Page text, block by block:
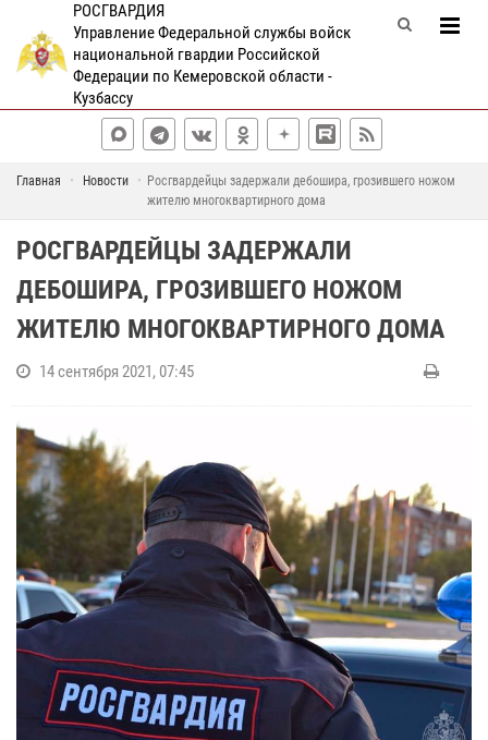
РОСГВАРДИЯ
Управление Федеральной службы войск
национальной гвардии Российской
Федерации по Кемеровской области -
Кузбассу
Главная Новости
Росгвардейцы задержали дебошира, грозившего ножом
жителю многоквартирного дома
РОСГВАРДЕЙЦЫ ЗАДЕРЖАЛИ
ДЕБОШИРА, ГРОЗИВШЕГО НОЖОМ
ЖИТЕЛЮ МНОГОКВАРТИРНОГО ДОМА
14 сентября 2021, 07:45